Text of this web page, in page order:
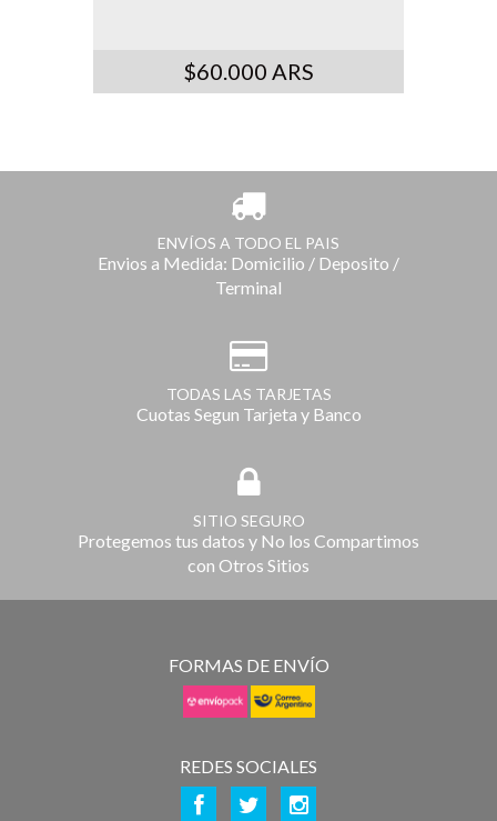
$60.000 ARS
ENVÍOS A TODO EL PAIS
Envios a Medida: Domicilio / Deposito /
Terminal
TODAS LAS TARJETAS
Cuotas Segun Tarjeta y Banco
SITIO SEGURO
Protegemos tus datos y No los Compartimos
con Otros Sitios
FORMAS DE ENVÍO
REDES SOCIALES